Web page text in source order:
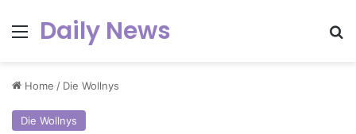
Menu
Daily News
Home / Die Wollnys
Die Wollnys